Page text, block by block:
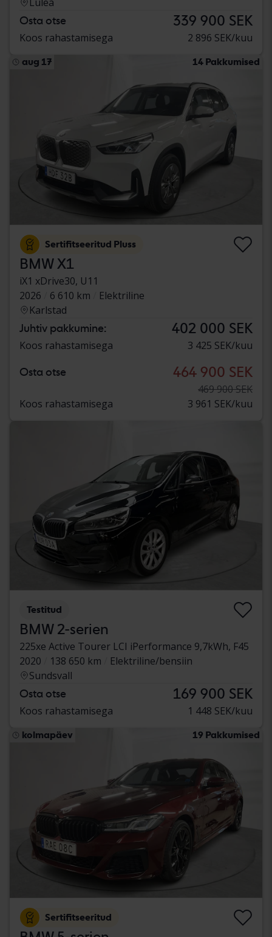
Osta otse 339 900 SEK
Koos rahastamisega 2 896 SEK/kuu
aug 17 14 Pakkumised
Sertifitseeritud Pluss
BMW X1
iX1 xDrive30, U11
2026
6 610 km
Elektriline
Karlstad
Juhtiv pakkumine: 402 000 SEK
Koos rahastamisega 3 425 SEK/kuu
Osta otse 464 900 SEK
469 900 SEK
Koos rahastamisega
3 961 SEK/kuu
Testitud
BMW 2-serien
225xe Active Tourer LCI iPerformance 9,7kWh, F45
2020
138 650 km
Elektriline/bensiin
Sundsvall
Osta otse 169 900 SEK
Koos rahastamisega 1 448 SEK/kuu
kolmapäev 19 Pakkumised
Sertifitseeritud